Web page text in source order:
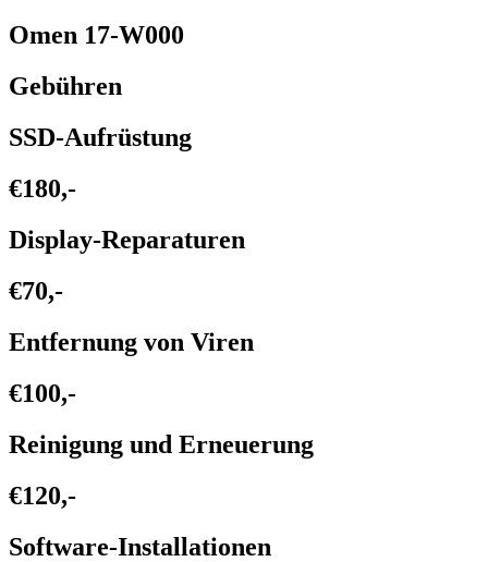
Omen 17-W000
Gebühren
SSD-Aufrüstung
€180,-
Display-Reparaturen
€70,-
Entfernung von Viren
€100,-
Reinigung und Erneuerung
€120,-
Software-Installationen